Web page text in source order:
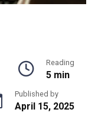
Reading
5 min
Published by
April 15, 2025